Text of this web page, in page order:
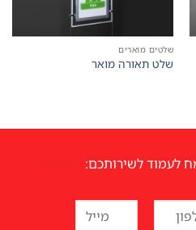
שלטים מוארים
שלט תאורה מואר
לעמוד לשירותכם: